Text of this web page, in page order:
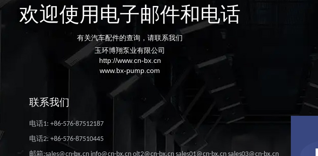
欢迎使用电子邮件和电话
有关汽车配件的查询，请联系我们
玉环博翔泵业有限公司
http://www.cn-bx.cn
www.bx-pump.com
联系我们
电话1: +86-576-87512187
电话2: +86-576-87510445
邮箱:sales@cn-bx.cn info@cn-bx.cn olt2@cn-bx.cn sales01@cn-bx.cn sales03@cn-bx.cn